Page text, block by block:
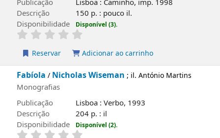
Lote 12, 2º frente /Alice Vieira; il. Henrique
Monografias
Publicação
Disponibilidade
Disponível (3).
Reservar
Fabíola Nicholas Wiseman; il. António Martins
Monografias
Publicação